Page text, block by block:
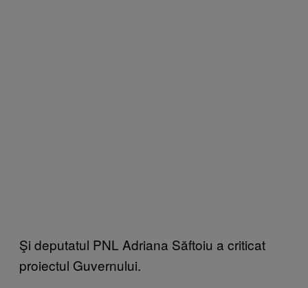
Şi deputatul PNL Adriana Săftoiu a criticat
proiectul Guvernului.